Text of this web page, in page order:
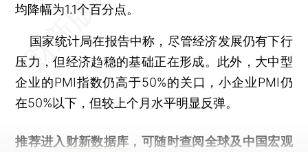
均降幅为1.1个百分点。
国家统计局在报告中称，尽管经济发展仍有下行
压力，但经济趋稳的基础正在形成。此外，大中型
企业的PMI指数仍高于50%的关口，小企业PMI仍
在50%以下，但较上个月水平明显反弹。
推荐进入 财新数据库 ，可随时查阅全球及中国宏观